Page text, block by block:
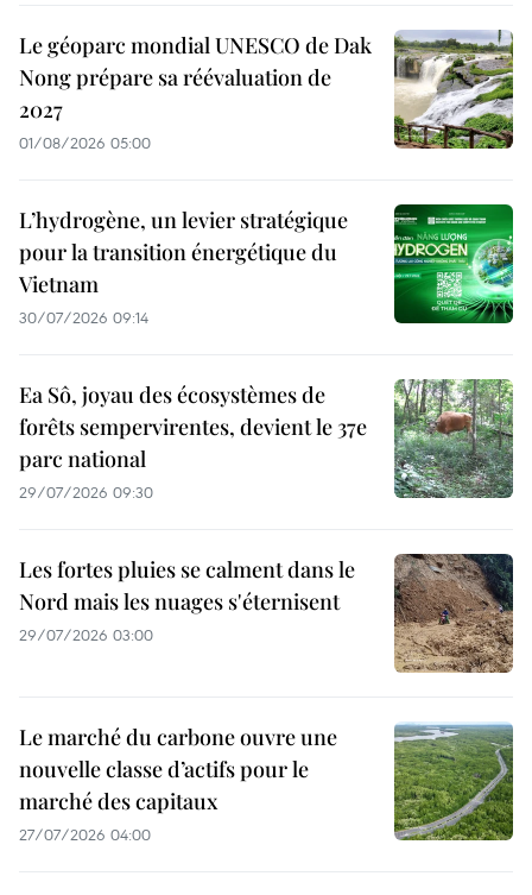
Le géoparc mondial UNESCO de Dak
Nong prépare sa réévaluation de
2027
01/08/2026 05:00
L’hydrogène, un levier stratégique
pour la transition énergétique du
Vietnam
30/07/2026 09:14
Ea Sô, joyau des écosystèmes de
forêts sempervirentes, devient le 37e
parc national
29/07/2026 09:30
Les fortes pluies se calment dans le
Nord mais les nuages s'éternisent
29/07/2026 03:00
Le marché du carbone ouvre une
nouvelle classe d’actifs pour le
marché des capitaux
27/07/2026 04:00